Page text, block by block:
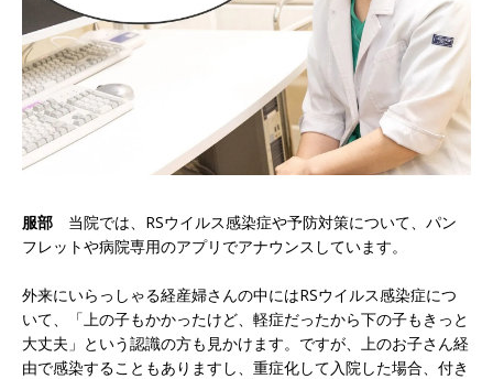
服部 当院では、RSウイルス感染症や予防対策について、パン
フレットや病院専用のアプリでアナウンスしています。
外来にいらっしゃる経産婦さんの中にはRSウイルス感染症につ
いて、「上の子もかかったけど、軽症だったから下の子もきっと
大丈夫」という認識の方も見かけます。ですが、上のお子さん経
由で感染することもありますし、重症化して入院した場合、付き